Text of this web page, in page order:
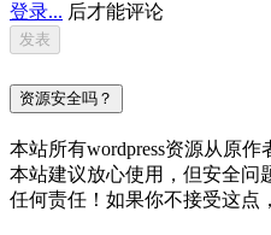
登录... 后才能评论
资源安全吗？
本站所有wordpress资源从原
本站建议放心使用，但安全问
任何责任！如果你不接受这点